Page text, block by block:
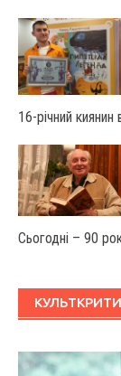
16-річний
Сьогодні – 90